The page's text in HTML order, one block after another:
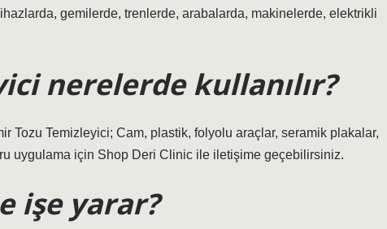
gemilerde, trenlerde, arabalarda, makinelerde, elektrikli
nerelerde kullanılır?
Tozu Temizleyici; Cam, plastik, folyolu araçlar, seramik plakalar,
uygulama için Shop Deri Clinic ile iletişime geçebilirsiniz.
işe yarar?